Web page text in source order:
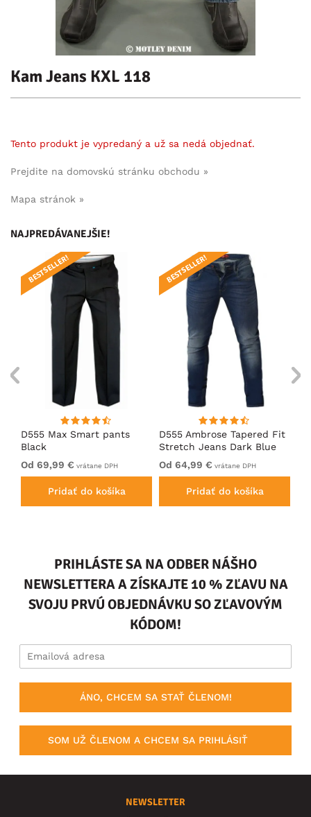
Kam Jeans KXL 118
Tento produkt je vypredaný a už sa nedá objednať.
Prejdite na domovskú stránku obchodu »
Mapa stránok »
NAJPREDÁVANEJŠIE!
D555 Max Smart pants
Black
BESTSELLER!
Od 69,99 € vrátane DPH
Pridať do košíka
D555 Ambrose Tapered Fit
Stretch Jeans Dark Blue
BESTSELLER!
Od 64,99 € vrátane DPH
Pridať do košíka
PRIHLÁSTE SA NA ODBER NÁŠHO
NEWSLETTERA A ZÍSKAJTE 10 % ZĽAVU NA
SVOJU PRVÚ OBJEDNÁVKU SO ZĽAVOVÝM
KÓDOM!
ÁNO, CHCEM SA STAŤ ČLENOM!
SOM UŽ ČLENOM A CHCEM SA PRIHLÁSIŤ
NEWSLETTER